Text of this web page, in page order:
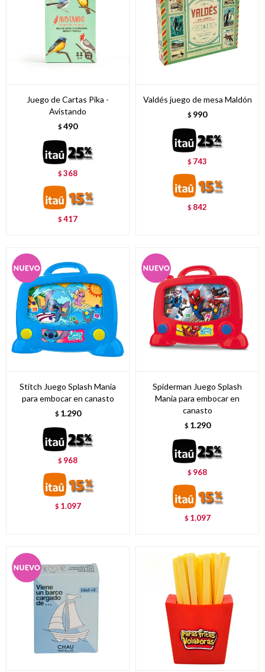
Juego de Cartas Pika -
Avistando
$ 490
$368
$417
Valdés juego de mesa Maldón
$ 990
$ 743
$ 842
Stitch Juego Splash Mania
para embocar en canasto
$ 1.290
$ 968
$ 1.097
Spiderman Juego Splash
Mania para embocar en
canasto
$ 1.290
$ 968
$ 1.097